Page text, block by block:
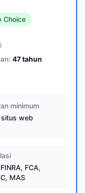
Choice
47tahun
minimum
situs web
FCA,
MAS